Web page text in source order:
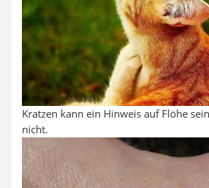
Kratzen kann ein Hinweis auf Flöhe
nicht.